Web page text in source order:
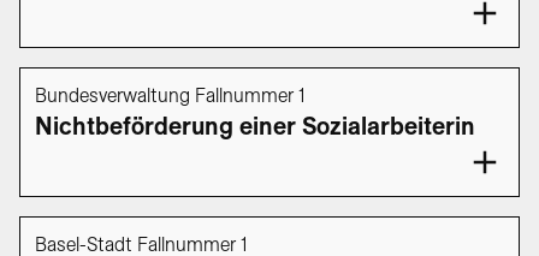
Bundesverwaltung Fallnummer 1
Nichtbeförderung einer Sozialarbeiterin
Basel-Stadt Fallnummer 1